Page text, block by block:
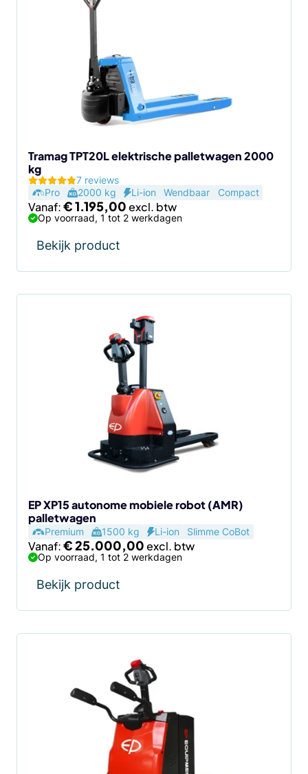
Tramag TPT20L elektrische palletwagen 2000
kg
7 reviews
Pro
2000 kg Li-ion Wendbaar Compact
Vanaf:€1.195,00
Op voorraad, 1 tot 2 werkdagen
Bekijk product
EP XP15 autonome mobiele robot (AMR)
palletwagen
Premium 1500 kg Li-ion Slimme CoBot
Vanaf:€25.000,00
Op voorraad, 1 tot 2 werkdagen
Bekijk product